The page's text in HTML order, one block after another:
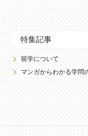
特集記事
留学について
マンガからわかる学問